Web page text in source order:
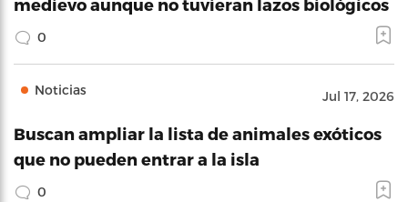
medievo aunque no tuvieran lazos biológicos
0
Noticias Jul 17, 2026
Buscan ampliar la lista de animales exóticos
que no pueden entrar a la isla
0